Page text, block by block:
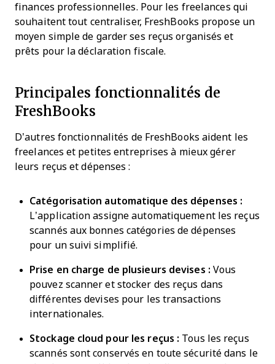
finances professionnelles. Pour les freelances qui
souhaitent tout centraliser, FreshBooks propose un
moyen simple de garder ses reçus organisés et
prêts pour la déclaration fiscale.
Principales fonctionnalités de
FreshBooks
D’autres fonctionnalités de FreshBooks aident les
freelances et petites entreprises à mieux gérer
leurs reçus et dépenses :
Catégorisation automatique des dépenses :
L’application assigne automatiquement les reçus
scannés aux bonnes catégories de dépenses
pour un suivi simplifié.
Prise en charge de plusieurs devises : Vous
pouvez scanner et stocker des reçus dans
différentes devises pour les transactions
internationales.
Stockage cloud pour les reçus : Tous les reçus
scannés sont conservés en toute sécurité dans le